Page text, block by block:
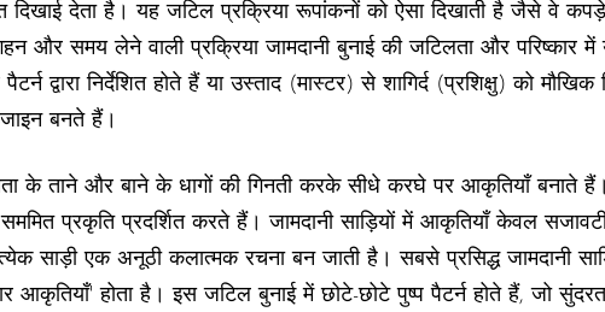
दिखाई देता है। यह जटिल प्रक्रिया रूपांकनों को ऐसा दिखाती है जैसे वे
समय लेने वाली प्रक्रिया जामदानी बुनाई की जटिलता और परिष्कार में
द्वारा निर्देशित होते हैं या उस्ताद (मास्टर) से शागिर्द (प्रशिक्षु) को मौखिक
बनते हैं।
के ताने और बाने के धागों की गिनती करके सीधे करघे पर आकृतियाँ बनाते
प्रकृति प्रदर्शित करते हैं। जामदानी साड़ियों में आकृतियाँ केवल
साड़ी एक अनूठी कलात्मक रचना बन जाती है। सबसे प्रसिद्ध जामदानी
आकृतियाँ' होता है। इस जटिल बुनाई में छोटे-छोटे पुष्प पैटर्न होते हैं, जो